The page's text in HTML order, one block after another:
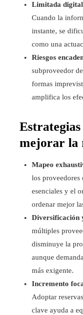
Limitada
Cuando la
instante, se
como una
Riesgos
subproveedor
formas
amplifica los
mejorar la
Mapeo
los proveedores
esenciales y el
ordenar mejor
Diversificación
múltiples
disminuye la
aunque
más exigente.
Incremento
Adoptar
clave ayuda a